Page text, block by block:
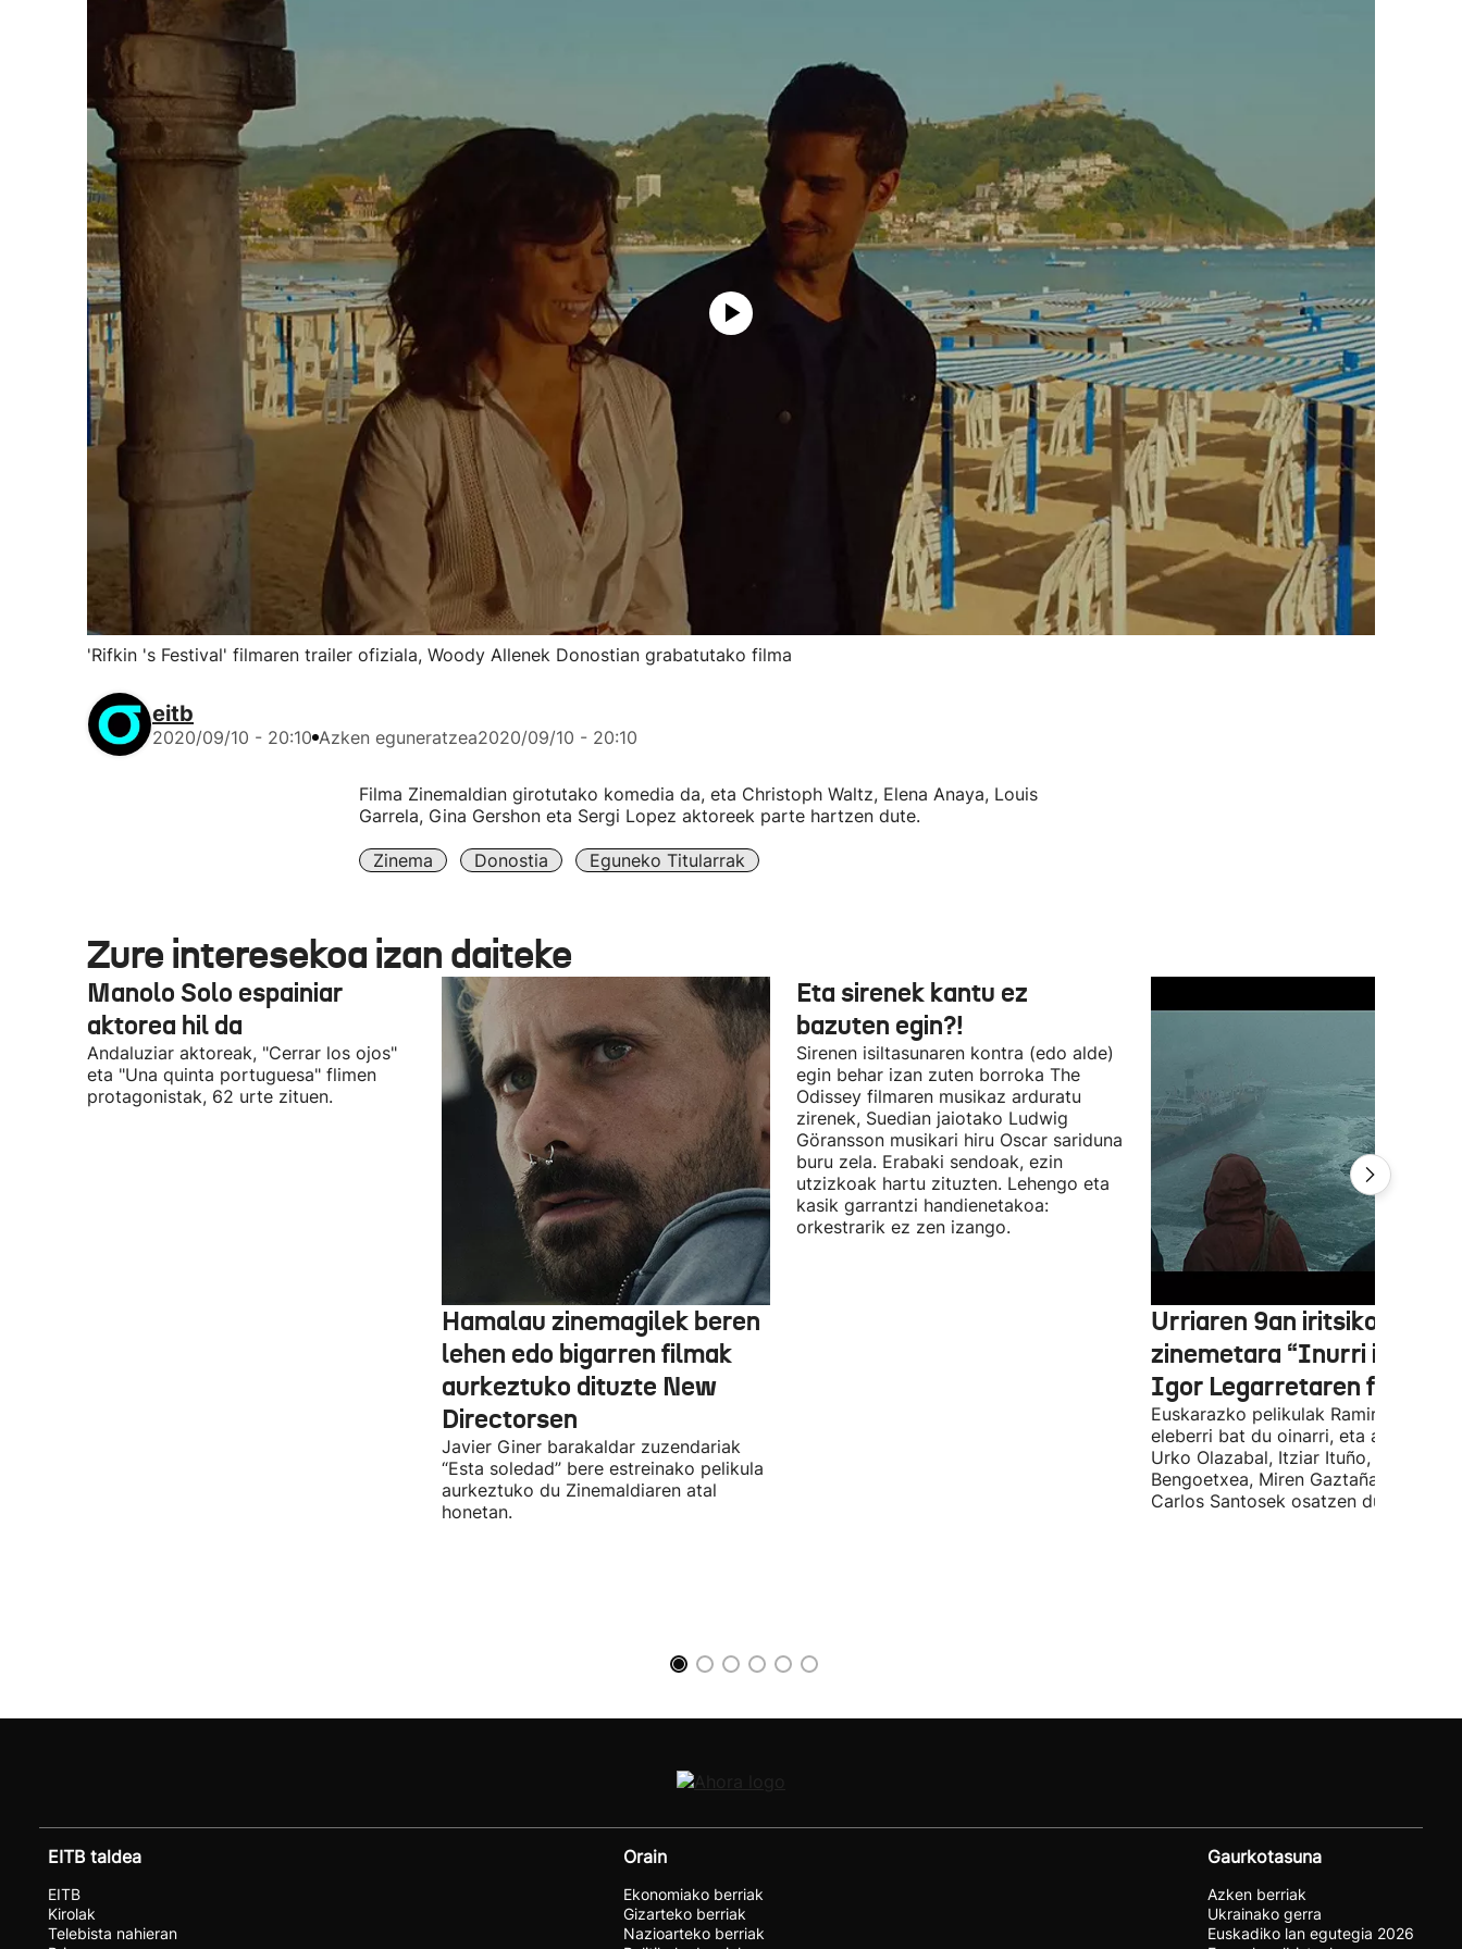
'Rifkin 's Festival' filmaren trailer ofiziala, Woody Allenek Donostian grabatutako filma
eitb
2020/09/10 - 20:10 Azken eguneratzea2020/09/10 - 20:10
Filma Zinemaldian girotutako komedia da, eta Christoph Waltz, Elena Anaya, Louis
Garrela, Gina Gershon eta Sergi Lopez aktoreek parte hartzen dute.
Zinema Donostia Eguneko Titularrak
Zure interesekoa izan daiteke
Manolo Solo espainiar
aktorea hil da
Andaluziar aktoreak, "Cerrar los ojos"
eta "Una quinta portuguesa" flimen
protagonistak, 62 urte zituen.
Hamalau zinemagilek beren
lehen edo bigarren filmak
aurkeztuko dituzte New
Directorsen
Javier Giner barakaldar zuzendariak
“Esta soledad” bere estreinako pelikula
aurkeztuko du Zinemaldiaren atal
honetan.
Eta sirenek kantu ez
bazuten egin?!
Sirenen isiltasunaren kontra (edo alde)
egin behar izan zuten borroka The
Odissey filmaren musikaz arduratu
zirenek, Suedian jaiotako Ludwig
Göransson musikari hiru Oscar sariduna
buru zela. Erabaki sendoak, ezin
utzizkoak hartu zituzten. Lehengo eta
kasik garrantzi handienetakoa:
orkestrarik ez zen izango.
Urriaren 9an iritsiko da
zinemetara “Inurri itsuak”
Igor Legarretaren filma
Euskarazko pelikulak Ramiro
eleberri bat du oinarri, eta
Urko Olazabal, Itziar Ituño, Josean
Bengoetxea, Miren Gaztañaga eta
Carlos Santosek osatzen dute.
EITB taldea
EITB
Kirolak
Telebista nahieran
Orain
Ekonomiako berriak
Gizarteko berriak
Nazioarteko berriak
Gaurkotasuna
Azken berriak
Ukrainako gerra
Euskadiko lan egutegia 2026